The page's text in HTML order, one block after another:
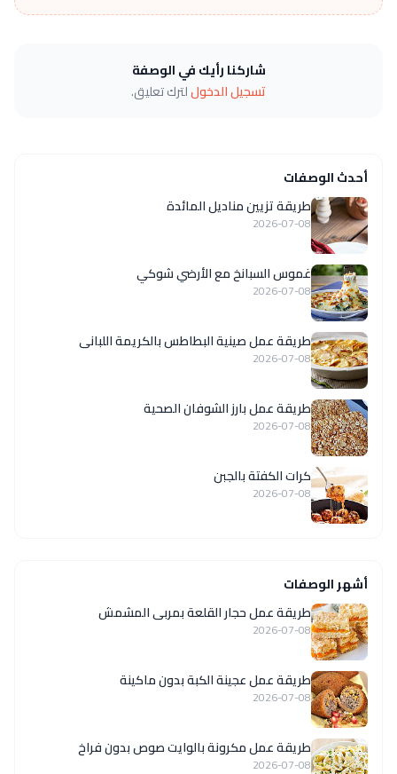
شاركنا رأيك في الوصفة
تسجيل الدخوللترك تعليق.
أحدث الوصفات
طريقة تزيين مناديل المائدة
2026-07-08
غموس السبانخ مع الأرضي شوكي
2026-07-08
طريقة عمل صينية البطاطس بالكريمة اللبانى
2026-07-08
طريقة عمل بارز الشوفان الصحية
2026-07-08
كرات الكفتة بالجبن
2026-07-08
أشهر الوصفات
طريقة عمل حجار القلعة بمربى المشمش
2026-07-08
طريقة عمل عجينة الكبة بدون ماكينة
2026-07-08
طريقة عمل مكرونة بالوايت صوص بدون فراخ
2026-07-08